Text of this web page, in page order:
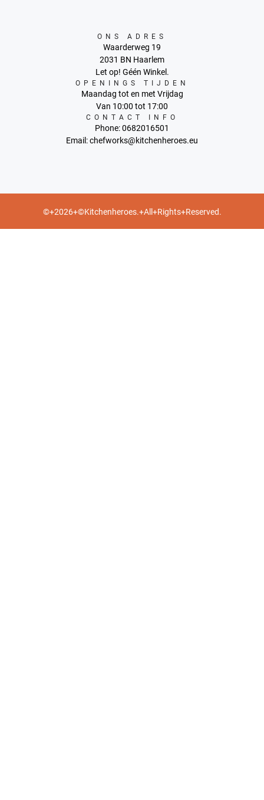
ONS ADRES
Waarderweg 19
2031 BN Haarlem
Let op! Géén Winkel.
OPENINGS TIJDEN
Maandag tot en met Vrijdag
Van 10:00 tot 17:00
CONTACT INFO
Phone: 0682016501
Email: chefworks@kitchenheroes.eu
©+2026+©Kitchenheroes.+All+Rights+Reserved.